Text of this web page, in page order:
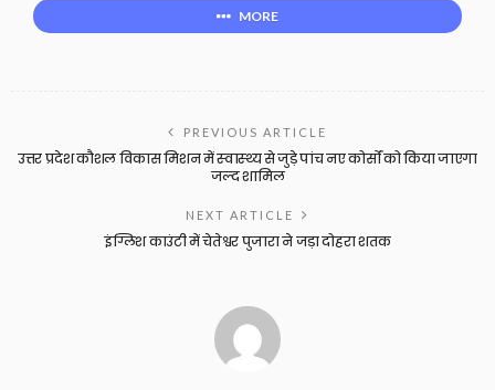
MORE
PREVIOUS ARTICLE
उत्तर प्रदेश कौशल विकास मिशन में स्‍वास्‍थ्‍य से जुड़े पांच नए कोर्सों को किया जाएगा
जल्‍द शामिल
NEXT ARTICLE
इंग्लिश काउंटी में चेतेश्वर पुजारा ने जड़ा दोहरा शतक